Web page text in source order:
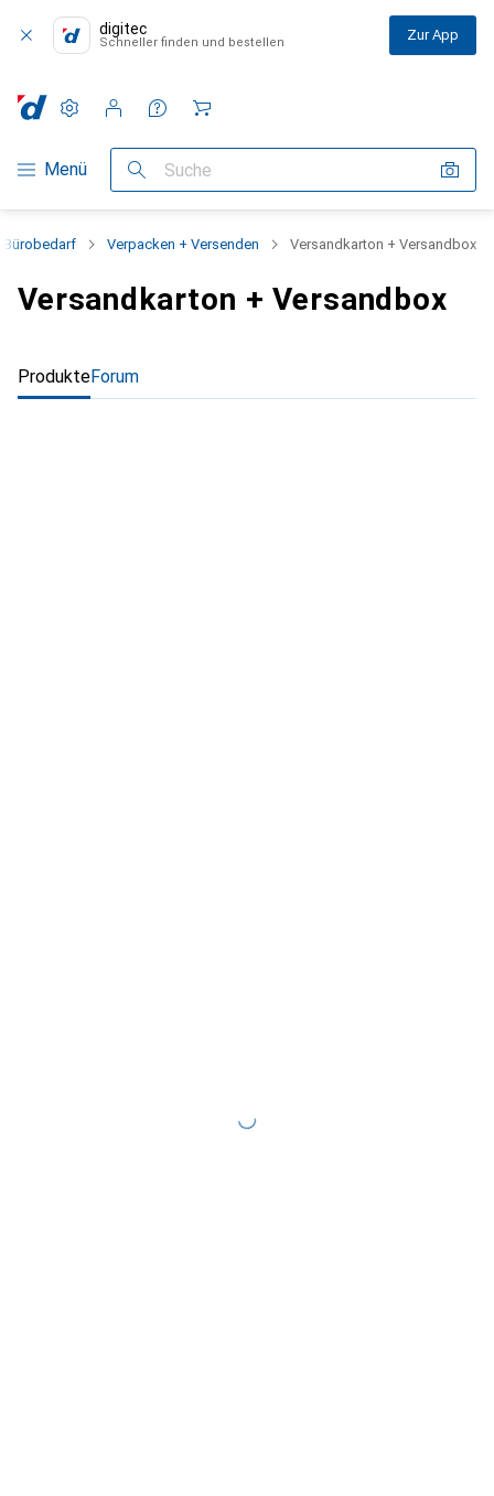
digitec
Schneller finden und bestellen Zur App
Navigation nach Kategorien
Menü Suche
Einstellungen
Kundenkonto
Vergleichslisten
Merklisten
Warenkorb
Bürobedarf Verpacken + Versenden Versandkarton + Versandbox
Versandkarton + Versandbox
ProdukteForum